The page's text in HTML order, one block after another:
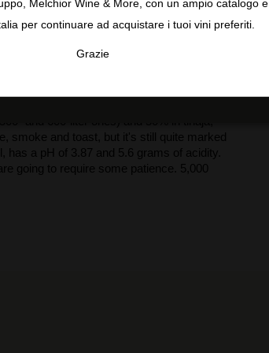
À. It's different this year, as it's not a
Sauvignon. Here, they were looking for
and 600-liter ones) and 50% in tinaja,
smoke and toast, but it's still quite marked
a pH of 3.87 and 5.6 grams of acidity.
going to require some patience. 5,000
Melchior Wine & More, con un ampio catalogo e
per continuare ad acquistare i tuoi vini preferiti.
Grazie